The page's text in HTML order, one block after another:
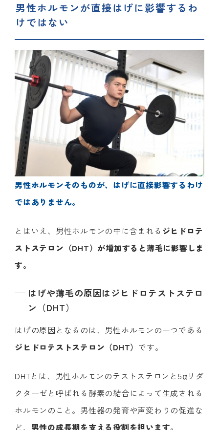
男性ホルモンが直接はげに影響するわ
けではない
男性ホルモンそのものが、はげに直接影響するわけ
ではありません。
とはいえ、男性ホルモンの中に含まれる ジヒドロテ
ストステロン（DHT）が増加すると薄毛に影響しま
す。
はげや薄毛の原因はジヒドロテストステロ
ン（DHT）
はげの原因となるのは、男性ホルモンの一つである
ジヒドロテストステロン（DHT） です。
DHTとは、男性ホルモンのテストステロンと5αリダ
クターゼと呼ばれる酵素の結合によって生成される
ホルモンのこと。男性器の発育や声変わりの促進な
ど、 男性の成長期を支える役割を担います。